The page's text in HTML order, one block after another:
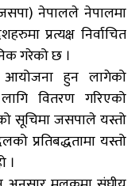
नेपालले नेपालमा
प्रत्यक्ष निर्वाचित
गरेको छ ।
आयोजना हुन लागेको
वितरण गरिएको
सूचिमा जसपाले यस्तो
प्रतिबद्धतामा यस्तो
।